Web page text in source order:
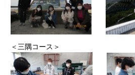
＜三隅コース＞